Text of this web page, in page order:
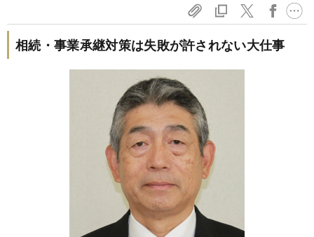
相続・事業承継対策は失敗が許されない大仕事